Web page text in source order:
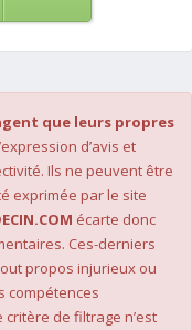
que leurs propres
d’avis et
Ils ne peuvent être
exprimée par le site
écarte donc
Ces-derniers
propos injurieux ou
compétences
de filtrage n’est